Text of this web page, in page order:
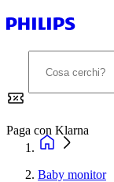
Paga con Klarna
Baby monitor